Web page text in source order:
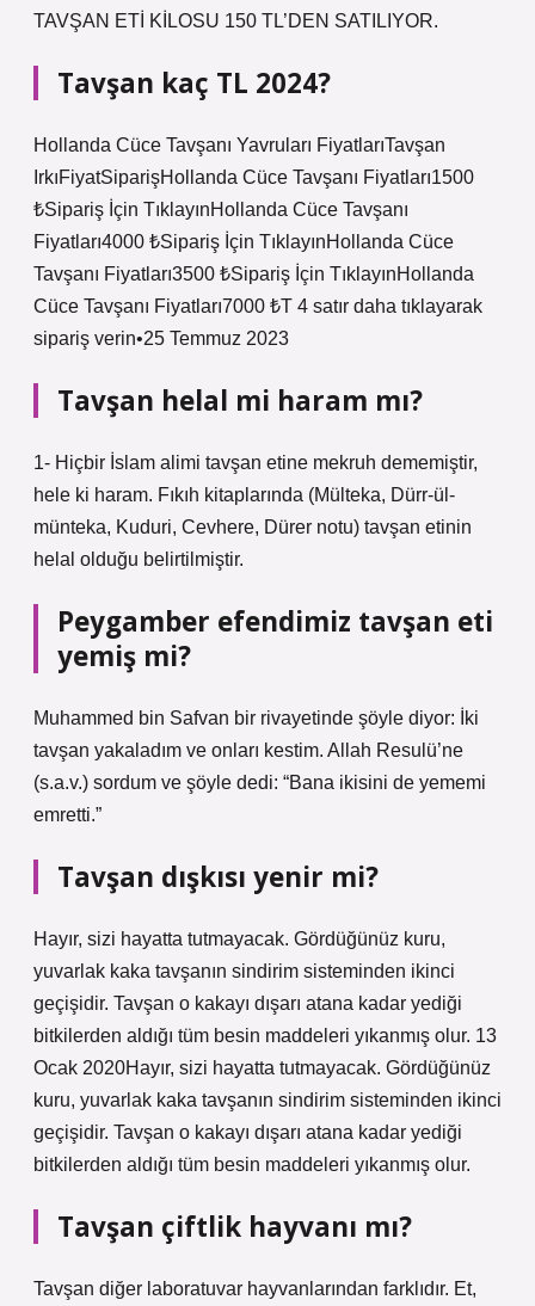
TAVŞAN ETİ KİLOSU 150 TL’DEN SATILIYOR.
Tavşan kaç TL 2024?
Hollanda Cüce Tavşanı Yavruları FiyatlarıTavşan
IrkıFiyatSiparişHollanda Cüce Tavşanı Fiyatları1500
₺Sipariş İçin TıklayınHollanda Cüce Tavşanı
Fiyatları4000 ₺Sipariş İçin TıklayınHollanda Cüce
Tavşanı Fiyatları3500 ₺Sipariş İçin TıklayınHollanda
Cüce Tavşanı Fiyatları7000 ₺T 4 satır daha tıklayarak
sipariş verin•25 Temmuz 2023
Tavşan helal mi haram mı?
1- Hiçbir İslam alimi tavşan etine mekruh dememiştir,
hele ki haram. Fıkıh kitaplarında (Mülteka, Dürr-ül-
münteka, Kuduri, Cevhere, Dürer notu) tavşan etinin
helal olduğu belirtilmiştir.
Peygamber efendimiz tavşan eti
yemiş mi?
Muhammed bin Safvan bir rivayetinde şöyle diyor: İki
tavşan yakaladım ve onları kestim. Allah Resulü’ne
(s.a.v.) sordum ve şöyle dedi: “Bana ikisini de yememi
emretti.”
Tavşan dışkısı yenir mi?
Hayır, sizi hayatta tutmayacak. Gördüğünüz kuru,
yuvarlak kaka tavşanın sindirim sisteminden ikinci
geçişidir. Tavşan o kakayı dışarı atana kadar yediği
bitkilerden aldığı tüm besin maddeleri yıkanmış olur. 13
Ocak 2020Hayır, sizi hayatta tutmayacak. Gördüğünüz
kuru, yuvarlak kaka tavşanın sindirim sisteminden ikinci
geçişidir. Tavşan o kakayı dışarı atana kadar yediği
bitkilerden aldığı tüm besin maddeleri yıkanmış olur.
Tavşan çiftlik hayvanı mı?
Tavşan diğer laboratuvar hayvanlarından farklıdır. Et,